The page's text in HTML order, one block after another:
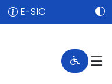
E-SIC